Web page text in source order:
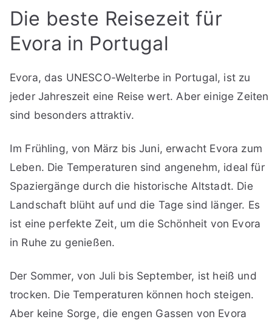
Die beste Reisezeit für
Evora in Portugal
Evora, das UNESCO-Welterbe in Portugal, ist zu
jeder Jahreszeit eine Reise wert. Aber einige Zeiten
sind besonders attraktiv.
Im Frühling, von März bis Juni, erwacht Evora zum
Leben. Die Temperaturen sind angenehm, ideal für
Spaziergänge durch die historische Altstadt. Die
Landschaft blüht auf und die Tage sind länger. Es
ist eine perfekte Zeit, um die Schönheit von Evora
in Ruhe zu genießen.
Der Sommer, von Juli bis September, ist heiß und
trocken. Die Temperaturen können hoch steigen.
Aber keine Sorge, die engen Gassen von Evora